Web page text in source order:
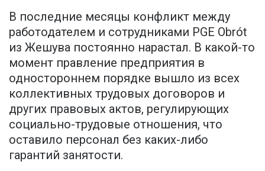
В последние месяцы конфликт между
работодателем и сотрудниками PGE Obrót
из Жешува постоянно нарастал. В какой-то
момент правление предприятия в
одностороннем порядке вышло из всех
коллективных трудовых договоров и
других правовых актов, регулирующих
социально-трудовые отношения, что
оставило персонал без каких-либо
гарантий занятости.